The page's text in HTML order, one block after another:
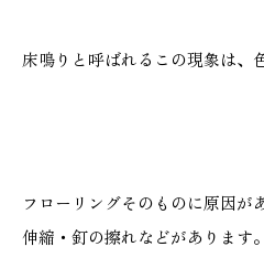
GALLERY
施工ギャラリー
COMPANY
床鳴りと呼ばれるこの現象は、
フローリングそのものに原因が
伸縮・釘の擦れなどがあります。